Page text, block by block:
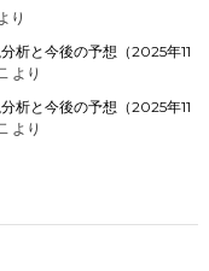
り
析と今後の予想（2025年11
より
析と今後の予想（2025年11
より